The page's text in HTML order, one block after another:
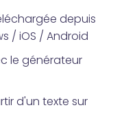
depuis
/ iOS / Android
le générateur
d'un texte sur